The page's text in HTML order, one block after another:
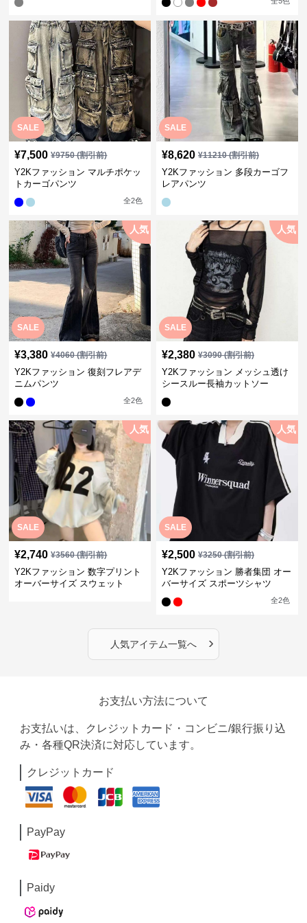
SALE
¥7,500 ¥9750(割引前)
Y2Kファッション マルチポケッ
トカーゴパンツ
全2色
SALE
¥8,620 ¥11210(割引前)
Y2Kファッション 多段カーゴフ
レアパンツ
SALE
人気
¥3,380 ¥4060(割引前)
Y2Kファッション 復刻フレアデ
ニムパンツ
全2色
SALE
人気
¥2,380 ¥3090(割引前)
Y2Kファッション メッシュ透け
シースルー長袖カットソー
SALE
人気
¥2,740 ¥3560(割引前)
Y2Kファッション 数字プリント
オーバーサイズ スウェット
SALE
人気
¥2,500 ¥3250(割引前)
Y2Kファッション 勝者集団 オー
バーサイズ スポーツシャツ
全2色
人気アイテム一覧へ ›
お支払い方法について
お支払いは、クレジットカード・コンビニ/銀行振り込
み・各種QR決済に対応しています。
クレジットカード
PayPay
Paidy